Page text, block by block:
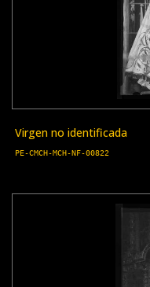
Virgen no identificada
PE-CMCH-MCH-NF-00822